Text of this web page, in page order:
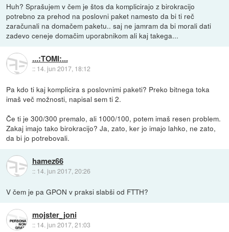
Huh? Sprašujem v čem je štos da komplicirajo z birokracijo
potrebno za prehod na poslovni paket namesto da bi ti reč
zaračunali na domačem paketu.. saj ne jamram da bi morali dati
zadevo ceneje domačim uporabnikom ali kaj takega...
...:TOMI:...
:: 14. jun 2017, 18:12
Pa kdo ti kaj komplicira s poslovnimi paketi? Preko bitnega toka
imaš več možnosti, napisal sem ti 2.
Če ti je 300/300 premalo, ali 1000/100, potem imaš resen problem.
Zakaj imajo tako birokracijo? Ja, zato, ker jo imajo lahko, ne zato,
da bi jo potrebovali.
hamez66
:: 14. jun 2017, 20:26
V čem je pa GPON v praksi slabši od FTTH?
mojster_joni
:: 14. jun 2017, 21:03